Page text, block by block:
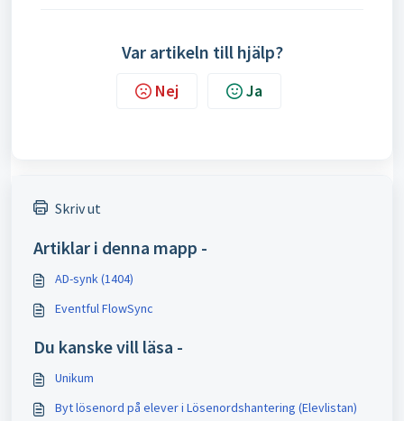
Var artikeln till hjälp?
Nej Ja
Skriv ut
Artiklar i denna mapp -
AD-synk (1404)
Eventful FlowSync
Du kanske vill läsa -
Unikum
Byt lösenord på elever i Lösenordshantering (Elevlistan)